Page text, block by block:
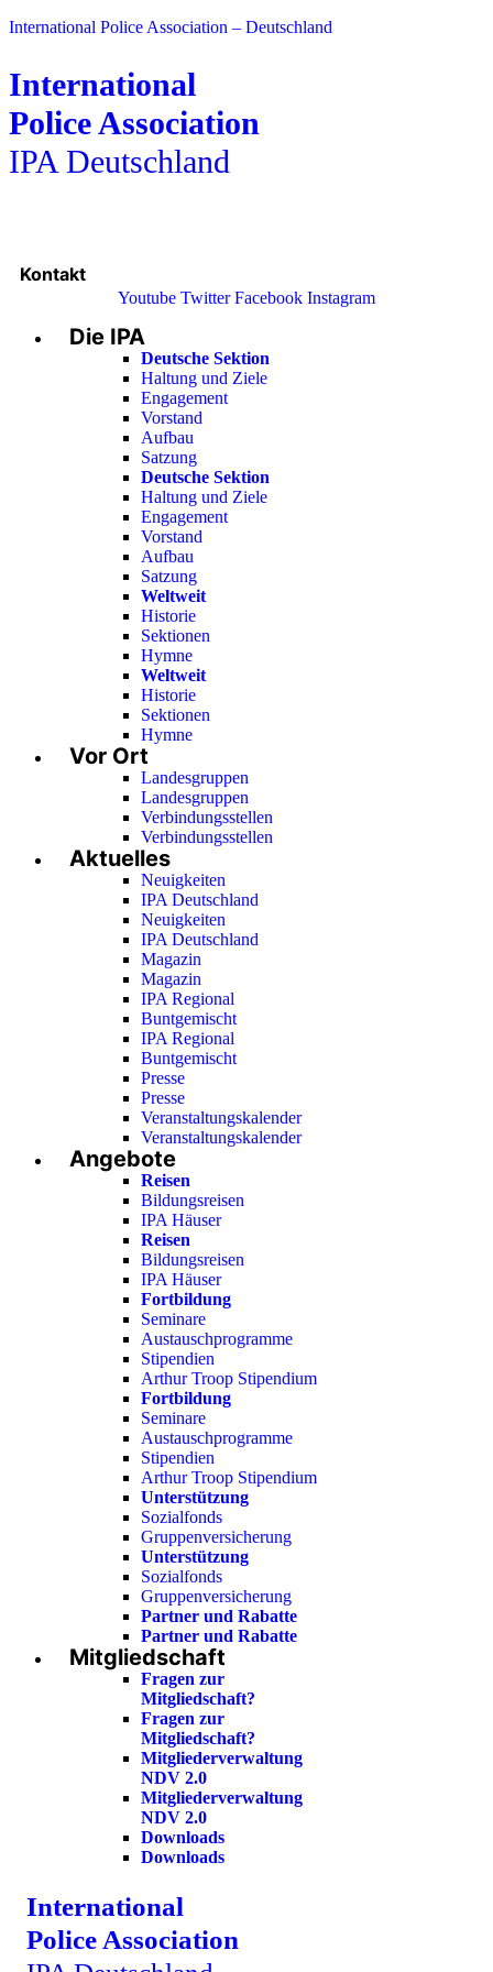
International Police Association – Deutschland
International
Police Association
IPA Deutschland
Kontakt
Youtube Twitter Facebook Instagram
Menu
Die IPA
Deutsche Sektion
Haltung und Ziele
Engagement
Vorstand
Aufbau
Satzung
Deutsche Sektion
Haltung und Ziele
Engagement
Vorstand
Aufbau
Satzung
Weltweit
Historie
Sektionen
Hymne
Weltweit
Historie
Sektionen
Hymne
Vor Ort
Landesgruppen
Landesgruppen
Verbindungsstellen
Verbindungsstellen
Aktuelles
Neuigkeiten
IPA Deutschland
Neuigkeiten
IPA Deutschland
Magazin
Magazin
IPA Regional
Buntgemischt
IPA Regional
Buntgemischt
Presse
Presse
Veranstaltungskalender
Veranstaltungskalender
Angebote
Reisen
Bildungsreisen
IPA Häuser
Reisen
Bildungsreisen
IPA Häuser
Fortbildung
Seminare
Austauschprogramme
Stipendien
Arthur Troop Stipendium
Fortbildung
Seminare
Austauschprogramme
Stipendien
Arthur Troop Stipendium
Unterstützung
Sozialfonds
Gruppenversicherung
Unterstützung
Sozialfonds
Gruppenversicherung
Partner und Rabatte
Partner und Rabatte
Mitgliedschaft
Fragen zur
Mitgliedschaft?
Fragen zur
Mitgliedschaft?
Mitgliederverwaltung
NDV 2.0
Mitgliederverwaltung
NDV 2.0
Downloads
Downloads
International
Police Association